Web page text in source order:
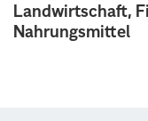
Landwirtschaft,
Nahrungsmittel